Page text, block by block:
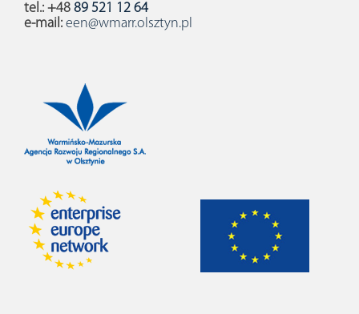
tel.: +48 89 521 12 64
e-mail: een@wmarr.olsztyn.pl